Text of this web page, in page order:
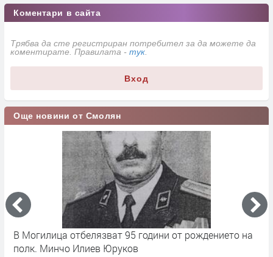
Коментари в сайта
Трябва да сте регистриран потребител за да можете да
коментирате. Правилата - тук
Вход
Още новини от Смолян
В Могилица отбелязват 95 години от рождението на
полк. Минчо Илиев Юруков